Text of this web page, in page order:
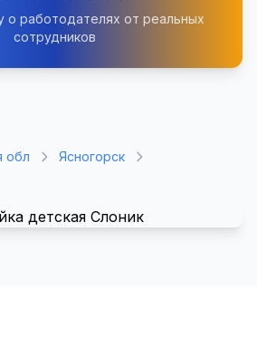
о работодателях от реальных
сотрудников
обл
Ясногорск